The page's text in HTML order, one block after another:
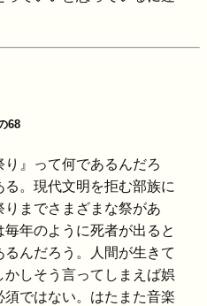
68
』って何であるんだろ
。現代文明を拒む部族に
りまでさまざまな祭があ
年のように死者が出ると
んだろう。人間が生きて
しそう言ってしまえば娯
ではない。はたまた音楽